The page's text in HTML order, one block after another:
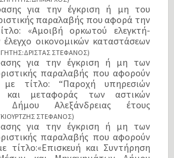
για την έγκριση ή μη του
παραλαβής που αφορά την
«Αμοιβή ορκωτού ελεγκτή-
έλεγχο οικονομικών καταστάσεων
ΣΤΕΦΑΝΟΣ)
για την έγκριση ή μη των
παραλαβής που αφορούν
τίτλο: “Παροχή υπηρεσιών
και μεταφοράς των αστικών
Δήμου Αλεξάνδρειας έτους
ΣΤΕΦΑΝΟΣ)
για την έγκριση ή μη των
παραλαβής που αφορούν
τίτλο:«Επισκευή και Συντήρηση